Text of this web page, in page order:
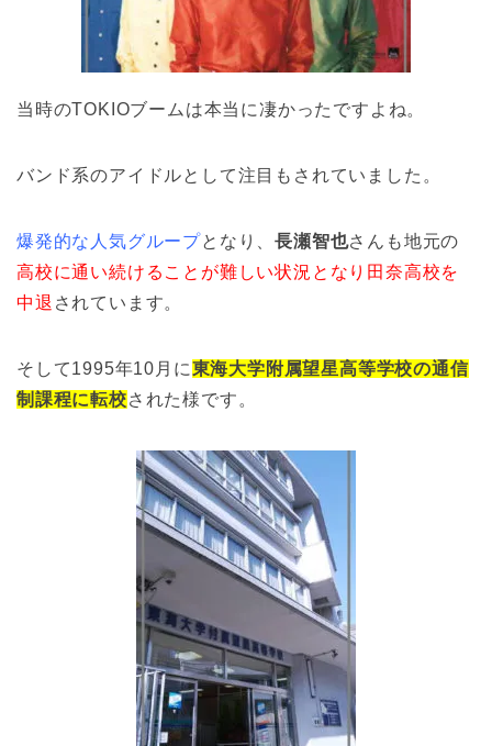
当時のTOKIOブームは本当に凄かったですよね。
バンド系のアイドルとして注目もされていました。
爆発的な人気グループとなり、長瀬智也さんも地元の
高校に通い続けることが難しい状況となり田奈高校を
中退 されています。
そして1995年10月に東海大学附属望星高等学校の通信
制課程に転校された様です。